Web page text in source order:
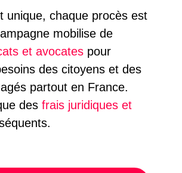
unique, chaque procès est
mobilise de
et avocates pour
des citoyens et des
partout en France.
des frais juridiques et